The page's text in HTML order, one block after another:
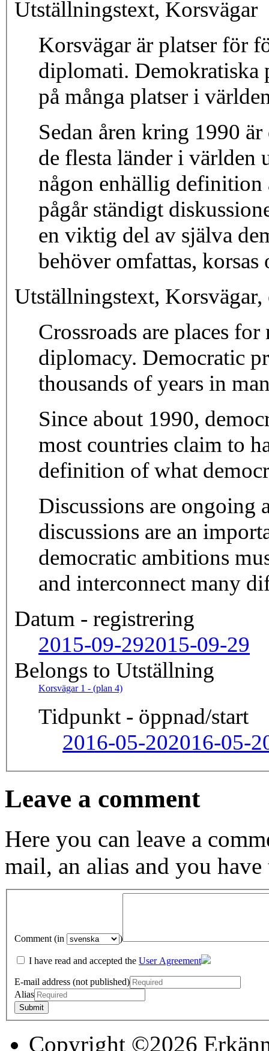
Utställningstext, Korsvägar
Korsvägar är platser för
diplomati. Demokratiska
på många platser i
Sedan åren kring 1990
de flesta länder i världen
någon enhällig definition
pågår ständigt
en viktig del av själva
behöver omfattas, korsas
Utställningstext, Korsvägar,
Crossroads are places
diplomacy. Democratic
thousands of years in
Since about 1990,
most countries claim to
definition of what
Discussions are ongoing
discussions are an
democratic ambitions
and interconnect many
Datum - registrering
2015-09-292015-09-29
Belongs to Utställning
Korsvägar 1 - (plan 4)
Tidpunkt - öppnad/start
2016-05-202016-05-
Leave a comment
Here you can leave a
mail, an alias and you have
Comment (in )
I have read and accepted the User Agreement
E-mail address (not published)
Alias
Copyright ©2026